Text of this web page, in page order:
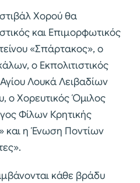
Χορού θα
και Επιμορφωτικός
«Σπάρτακος», ο
ο Εκπολιτιστικός
Λουκά Λειβαδίων
ο Χορευτικός Όμιλος
Φίλων Κρητικής
και η Ένωση Ποντίων
κάθε βράδυ